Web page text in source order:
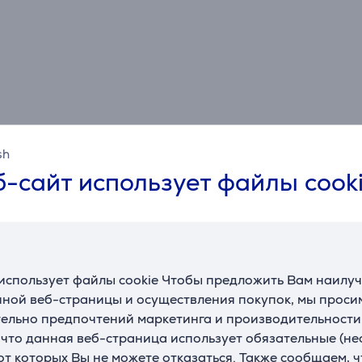
сайт использует файлы
файлы cookie Чтобы предложить Вам
веб-страницы и осуществления покупок, мы
предпочтений маркетинга и
данная веб-страница использует обязательные
которых Вы не можете отказаться. Также сообщаем,
Спецификация
Ширина
42 см
Внутренняя высота
30 см